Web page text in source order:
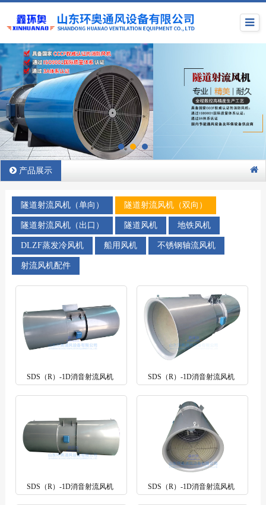
产品展示
隧道射流风机（单向） 隧道射流风机（双向）
隧道射流风机（出口） 隧道风机 地铁风机
DLZF蒸发冷风机 船用风机 不锈钢轴流风机
射流风机配件
SDS（R）-1D消音射流风机 SDS（R）-1D消音射流风机
SDS（R）-1D消音射流风机 SDS（R）-1D消音射流风机